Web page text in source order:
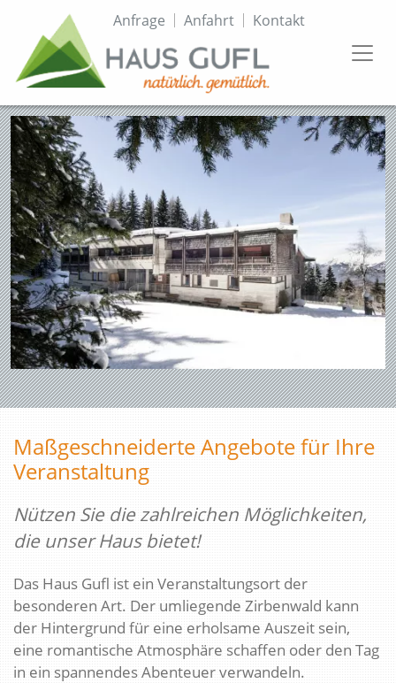
Direkt
Inhalt
TopmenüAnfrage Anfahrt Kontakt
Maßgeschneiderte Angebote für Ihre
Veranstaltung
Nützen Sie die zahlreichen Möglichkeiten,
die unser Haus bietet!
Das Haus Gufl ist ein Veranstaltungsort der
besonderen Art. Der umliegende Zirbenwald kann
der Hintergrund für eine erholsame Auszeit sein,
eine romantische Atmosphäre schaffen oder den Tag
in ein spannendes Abenteuer verwandeln.